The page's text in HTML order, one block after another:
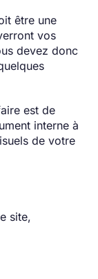
être une
vos
devez donc
est de
interne à
de votre
site,